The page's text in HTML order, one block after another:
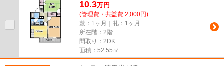
10.3万円
(管理費・共益費 2,000円)
敷：1ヶ月｜礼：1ヶ月
所在階：2階
間取り：2DK
面積：52.55㎡